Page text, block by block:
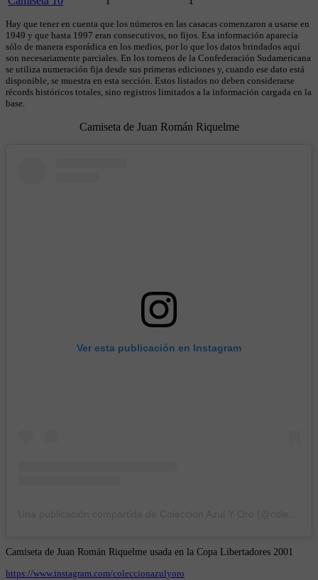
Hay que tener en cuenta que los números en las casacas comenzaron a usarse en
1949 y que hasta 1997 eran consecutivos, no fijos. Esa información aparecía
sólo de manera esporádica en los medios, por lo que los datos brindados aquí
son necesariamente parciales. En los torneos de la Confederación Sudamericana
se utiliza numeración fija desde sus primeras ediciones y, cuando ese dato está
disponible, se muestra en esta sección. Estos listados no deben considerarse
récords históricos totales, sino registros limitados a la información cargada en la
base.
Camiseta de Juan Román Riquelme
Ver esta publicación en Instagram
Camiseta de Juan Román Riquelme usada en la Copa Libertadores 2001
https://www.instagram.com/coleccionazulyoro